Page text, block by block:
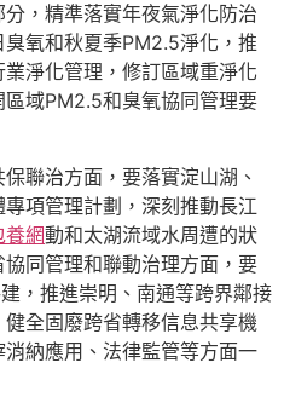
，精準落實年夜氣淨化防治
臭氧和秋夏季PM2.5淨化，推
淨化管理，修訂區域重淨化
域PM2.5和臭氧協同管理要
聯治方面，要落實淀山湖、
項管理計劃，深刻推動長江
養網動和太湖流域水周遭的狀
同管理和聯動治理方面，要
，推進崇明、南通等跨界鄰接
全固廢跨省轉移信息共享機
納應用、法律監管等方面一